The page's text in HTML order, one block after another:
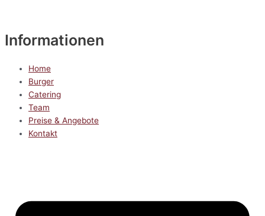
Informationen
Home
Burger
Catering
Team
Preise & Angebote
Kontakt